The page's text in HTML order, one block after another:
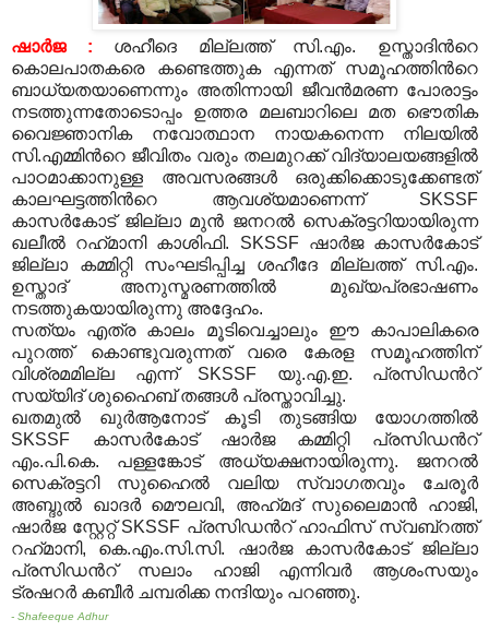
ഷാര്‍ജ : ശഹീദെ മില്ലത്ത് സി.എം. ഉസ്താദിന്‍റെ
കൊലപാതകരെ കണ്ടെത്തുക എന്നത് സമൂഹത്തിന്‍റെ
ബാധ്യതയാണെന്നും അതിന്നായി ജീവന്‍മരണ പോരാട്ടം
നടത്തുന്നതോടൊപ്പം ഉത്തര മലബാറിലെ മത ഭൌതിക
വൈജ്ഞാനിക നവോത്ഥാന നായകനെന്ന നിലയില്‍
സി.എമ്മിന്‍റെ ജീവിതം വരും തലമുറക്ക് വിദ്യാലയങ്ങളില്‍
പാഠമാക്കാനുള്ള അവസരങ്ങള്‍ ഒരുക്കിക്കൊടുക്കേണ്ടത്
കാലഘട്ടത്തിന്‍റെ ആവശ്യമാണെന്ന് SKSSF
കാസര്‍കോട് ജില്ലാ മുന്‍ ജനറല്‍ സെക്രട്ടറിയായിരുന്ന
ഖലീല്‍ റഹ്‍മാനി കാശിഫി. SKSSF ഷാര്‍ജ കാസര്‍കോട്
ജില്ലാ കമ്മിറ്റി സംഘടിപ്പിച്ച ശഹീദേ മില്ലത്ത് സി.എം.
ഉസ്താദ് അനുസ്മരണത്തില്‍ മുഖ്യപ്രഭാഷണം
നടത്തുകയായിരുന്നു അദ്ദേഹം.
സത്യം എത്ര കാലം മൂടിവെച്ചാലും ഈ കാപാലികരെ
പുറത്ത് കൊണ്ടുവരുന്നത് വരെ കേരള സമൂഹത്തിന്
വിശ്രമമില്ല എന്ന് SKSSF യു.എ.ഇ. പ്രസിഡന്‍റ്
സയ്യിദ് ശുഹൈബ് തങ്ങള്‍ പ്രസ്താവിച്ചു.
ഖതമുല്‍ ഖുര്‍ആനോട് കൂടി തുടങ്ങിയ യോഗത്തില്‍
SKSSF കാസര്‍കോട് ഷാര്‍ജ കമ്മിറ്റി പ്രസിഡന്‍റ്
എം.പി.കെ. പള്ളങ്കോട് അധ്യക്ഷനായിരുന്നു. ജനറല്‍
സെക്രട്ടറി സുഹൈല്‍ വലിയ സ്വാഗതവും ചേരൂര്‍
അബ്ദുല്‍ ഖാദര്‍ മൌലവി, അഹ്‍മദ് സുലൈമാന്‍ ഹാജി,
ഷാര്‍ജ സ്റ്റേറ്റ് SKSSF പ്രസിഡന്‍റ് ഹാഫിസ് സ്വബ്റത്ത്
റഹ്‍മാനി, കെ.എം.സി.സി. ഷാര്‍ജ കാസര്‍കോട് ജില്ലാ
പ്രസിഡന്‍റ് സലാം ഹാജി എന്നിവര്‍ ആശംസയും
ട്രഷറര്‍ കബീര്‍ ചമ്പരിക്ക നന്ദിയും പറഞ്ഞു.
- Shafeeque Adhur